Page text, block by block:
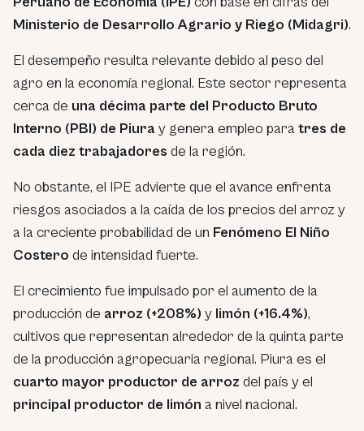
Ministerio de Desarrollo Agrario y Riego (Midagri).
El desempeño resulta relevante debido al peso del
agro en la economía regional. Este sector representa
cerca de una décima parte del Producto Bruto
Interno (PBI) de Piura y genera empleo para tres de
cada diez trabajadores de la región.
No obstante, el IPE advierte que el avance enfrenta
riesgos asociados a la caída de los precios del arroz y
a la creciente probabilidad de un Fenómeno El Niño
Costero de intensidad fuerte.
El crecimiento fue impulsado por el aumento de la
producción de arroz (+208%) y limón (+16.4%),
cultivos que representan alrededor de la quinta parte
de la producción agropecuaria regional. Piura es el
cuarto mayor productor de arroz del país y el
principal productor de limón a nivel nacional.